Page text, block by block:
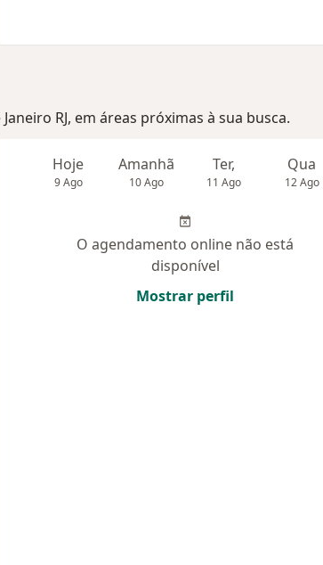
RJ, em áreas próximas à sua busca.
4
Hoje
9 Ago
Amanhã
10 Ago
Ter,
11 Ago
Qua
12 Ago
O agendamento online não está
disponível
Mostrar perfil